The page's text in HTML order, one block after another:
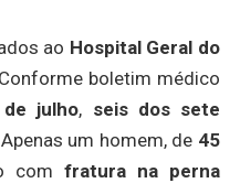
ao Hospital Geral do
boletim médico
julho, seis dos sete
um homem, de 45
comfratura na perna